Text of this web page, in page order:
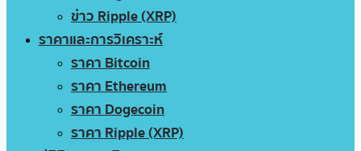
ข่าว Ripple (XRP)
ราคาและการวิเคราะห์
ราคา Bitcoin
ราคา Ethereum
ราคา Dogecoin
ราคา Ripple (XRP)